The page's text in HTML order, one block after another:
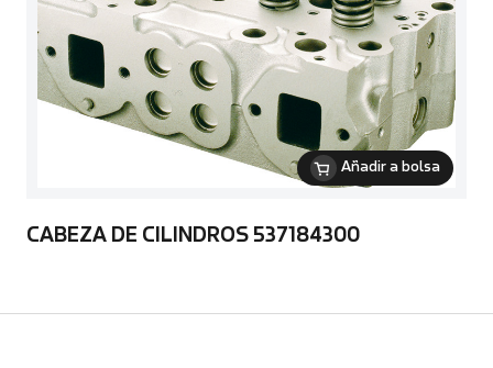
Añadir a bolsa
CABEZA DE CILINDROS 537184300